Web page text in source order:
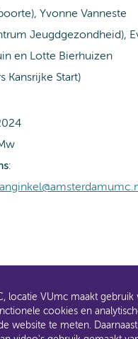
Yvonne Vanneste
Jeugdgezondheid),
en Lotte Bierhuizen
Kansrijke Start)
:
locatie VUmc maakt gebruik
cookies en
website te meten.